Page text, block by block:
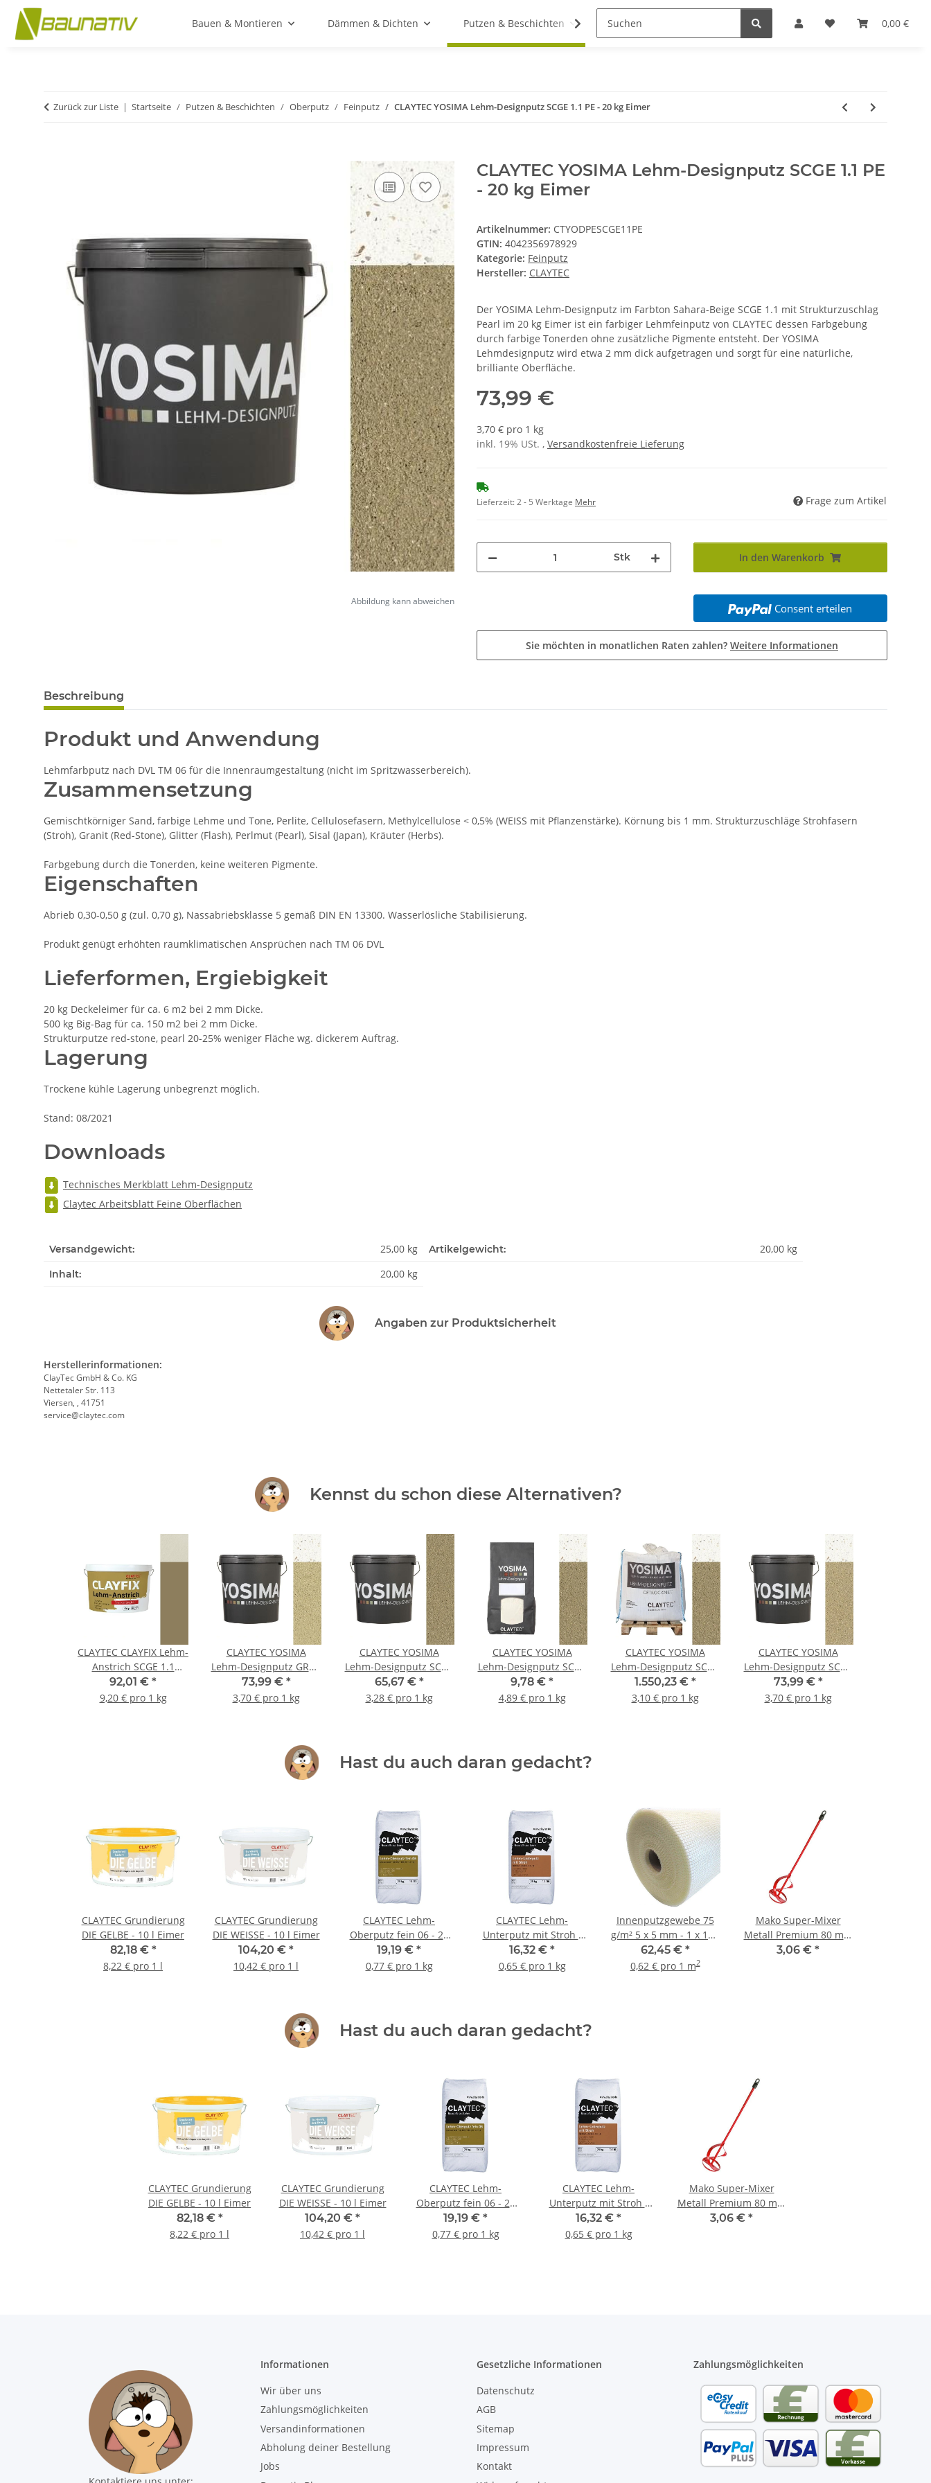
0,00 €
Bauen & Montieren Dämmen & Dichten Putzen & Beschichten Streichen & Ölen Einfach machen
Zurück zur Liste Startseite Putzen & Beschichten Oberputz Feinputz CLAYTEC YOSIMA Lehm-Designputz SCGE 1.1 PE - 20 kg Eimer
Abbildung kann abweichen
CLAYTEC YOSIMA Lehm-Designputz SCGE 1.1 PE
- 20 kg Eimer
Artikelnummer: CTYODPESCGE11PE
GTIN: 4042356978929
Kategorie: Feinputz
Hersteller: CLAYTEC
Der YOSIMA Lehm-Designputz im Farbton Sahara-Beige SCGE 1.1 mit Strukturzuschlag
Pearl im 20 kg Eimer ist ein farbiger Lehmfeinputz von CLAYTEC dessen Farbgebung
durch farbige Tonerden ohne zusätzliche Pigmente entsteht. Der YOSIMA
Lehmdesignputz wird etwa 2 mm dick aufgetragen und sorgt für eine natürliche,
brilliante Oberfläche.
73,99 €
3,70 € pro 1 kg
inkl. 19% USt. , Versandkostenfreie Lieferung
Lieferzeit:2 - 5 Werktage Mehr Frage zum Artikel
Stk In den Warenkorb
Consent erteilen
Sie möchten in monatlichen Raten zahlen? Weitere Informationen
Beschreibung
Produkt und Anwendung
Lehmfarbputz nach DVL TM 06 für die Innenraumgestaltung (nicht im Spritzwasserbereich).
Zusammensetzung
Gemischtkörniger Sand, farbige Lehme und Tone, Perlite, Cellulosefasern, Methylcellulose < 0,5% (WEISS mit Pflanzenstärke). Körnung bis 1 mm. Strukturzuschläge Strohfasern
(Stroh), Granit (Red-Stone), Glitter (Flash), Perlmut (Pearl), Sisal (Japan), Kräuter (Herbs).
Farbgebung durch die Tonerden, keine weiteren Pigmente.
Eigenschaften
Abrieb 0,30-0,50 g (zul. 0,70 g), Nassabriebsklasse 5 gemäß DIN EN 13300. Wasserlösliche Stabilisierung.
Produkt genügt erhöhten raumklimatischen Ansprüchen nach TM 06 DVL
Lieferformen, Ergiebigkeit
20 kg Deckeleimer für ca. 6 m2 bei 2 mm Dicke.
500 kg Big-Bag für ca. 150 m2 bei 2 mm Dicke.
Strukturputze red-stone, pearl 20-25% weniger Fläche wg. dickerem Auftrag.
Lagerung
Trockene kühle Lagerung unbegrenzt möglich.
Stand: 08/2021
Downloads
Technisches Merkblatt Lehm-Designputz
Claytec Arbeitsblatt Feine Oberflächen
Versandgewicht: 25,00 kg Artikelgewicht: 20,00 kg
Inhalt: 20,00 kg
Angaben zur Produktsicherheit
Herstellerinformationen:
ClayTec GmbH & Co. KG
Nettetaler Str. 113
Viersen, , 41751
service@claytec.com
Kennst du schon diese Alternativen?
CLAYTEC CLAYFIX Lehm-
Anstrich SCGE 1.1
Feinkorn - 10 kg Eimer
92,01 € *
9,20 € pro 1 kg
CLAYTEC YOSIMA
Lehm-Designputz GRGE
1.1 PE - 20 kg Eimer
73,99 € *
3,70 € pro 1 kg
CLAYTEC YOSIMA
Lehm-Designputz SCGE
1.1 - 20 kg Eimer
65,67 € *
3,28 € pro 1 kg
CLAYTEC YOSIMA
Lehm-Designputz SCGE
1.1 PE - 2 kg Beutel
9,78 € *
4,89 € pro 1 kg
CLAYTEC YOSIMA
Lehm-Designputz SCGE
1.1 PE - 500 kg BigBag
1.550,23 € *
3,10 € pro 1 kg
CLAYTEC YOSIMA
Lehm-Designputz SCGE
2.1 PE - 20 kg Eimer
73,99 € *
3,70 € pro 1 kg
Hast du auch daran gedacht?
CLAYTEC Grundierung
DIE GELBE - 10 l Eimer
82,18 € *
8,22 € pro 1 l
CLAYTEC Grundierung
DIE WEISSE - 10 l Eimer
104,20 € *
10,42 € pro 1 l
CLAYTEC Lehm-
Oberputz fein 06 - 25
kg Sack
19,19 € *
0,77 € pro 1 kg
CLAYTEC Lehm-
Unterputz mit Stroh -
25 kg Sack
16,32 € *
0,65 € pro 1 kg
Innenputzgewebe 75
g/m² 5 x 5 mm - 1 x 100
m Rolle
62,45 € *
0,62 € pro 1 m2
Mako Super-Mixer
Metall Premium 80 mm
- 1 Stück
3,06 € *
Hast du auch daran gedacht?
CLAYTEC Grundierung
DIE GELBE - 10 l Eimer
82,18 € *
8,22 € pro 1 l
CLAYTEC Grundierung
DIE WEISSE - 10 l Eimer
104,20 € *
10,42 € pro 1 l
CLAYTEC Lehm-
Oberputz fein 06 - 25
kg Sack
19,19 € *
0,77 € pro 1 kg
CLAYTEC Lehm-
Unterputz mit Stroh -
25 kg Sack
16,32 € *
0,65 € pro 1 kg
Mako Super-Mixer
Metall Premium 80 mm
- 1 Stück
3,06 € *
Informationen
Wir über uns
Zahlungsmöglichkeiten
Versandinformationen
Abholung deiner Bestellung
Jobs
Gesetzliche Informationen
Datenschutz
AGB
Sitemap
Impressum
Kontakt
Zahlungsmöglichkeiten